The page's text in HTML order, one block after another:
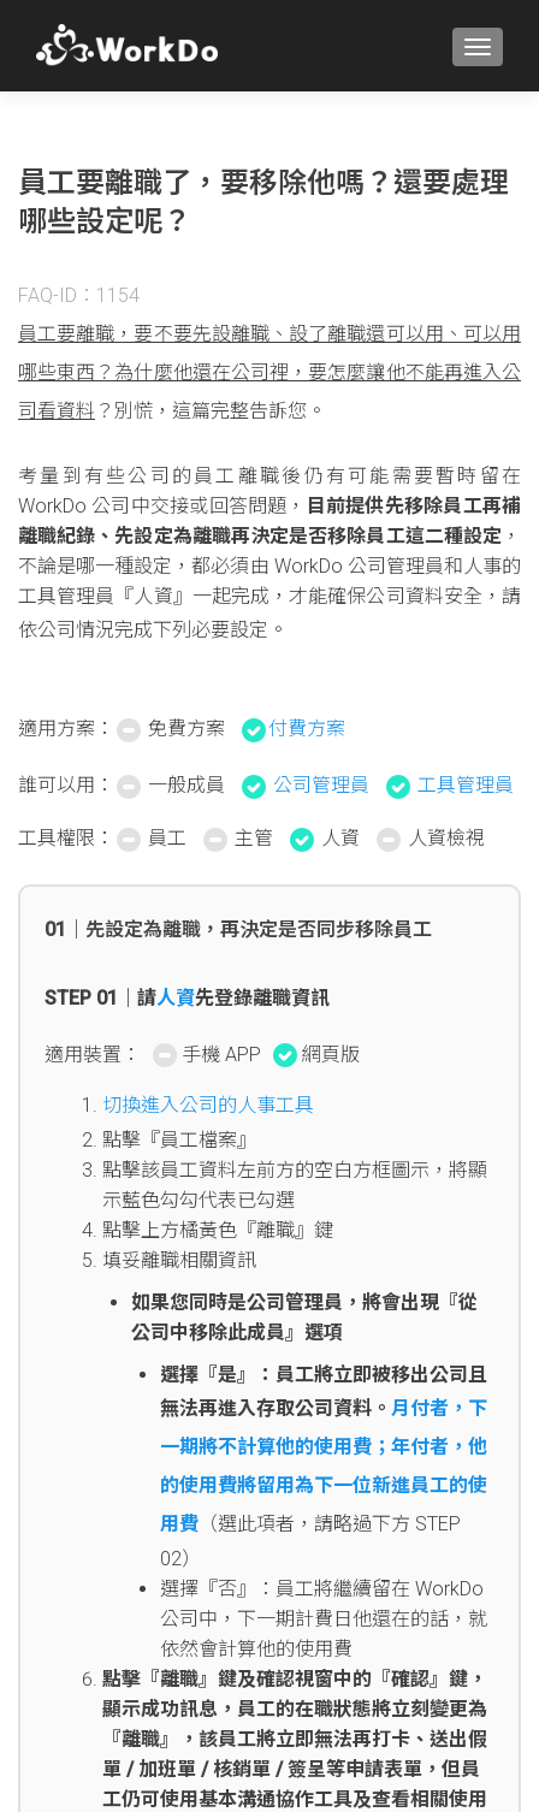
員工要離職了，要移除他嗎？還要處理
哪些設定呢？
FAQ-ID：1154
員工要離職，要不要先設離職、設了離職還可以用、可以用
哪些東西？為什麼他還在公司裡，要怎麼讓他不能再進入公
司看資料 ？別慌，這篇完整告訴您。
考量到有些公司的員工離職後仍有可能需要暫時留在
WorkDo 公司中交接或回答問題，
目前提供先移除員工再補
離職紀錄、先設定為離職再決定是否移除員工這二種設定 ，
不論是哪一種設定，都必須由 WorkDo 公司管理員和人事的
工具管理員『人資』一起完成，才能確保公司資料安全，請
依公司情況完成下列必要設定。
適用方案： 免費方案 付費方案
誰可以用： 一般成員 公司管理員 工具管理員
工具權限： 員工 主管 人資 人資檢視
01｜先設定為離職，再決定是否同步移除員工
STEP 01｜請人資先登錄離職資訊
適用裝置： 手機 APP 網頁版
切換進入公司的人事工具
點擊『員工檔案』
點擊該員工資料左前方的空白方框圖示，將顯
示藍色勾勾代表已勾選
點擊上方橘黃色『離職』鍵
填妥離職相關資訊
如果您同時是公司管理員，將會出現『從
公司中移除此成員』選項
選擇『是』：員工將立即被移出公司且
無法再進入存取公司資料。 月付者，下
一期將不計算他的使用費；年付者，他
的使用費將留用為下一位新進員工的使
用費 （選此項者，請略過下方 STEP
02）
選擇『否』：員工將繼續留在 WorkDo
公司中，下一期計費日他還在的話，就
依然會計算他的使用費
點擊『離職』鍵及確認視窗中的『確認』鍵，
顯示成功訊息，員工的在職狀態將立刻變更為
『離職』，該員工將立即無法再打卡、送出假
單 / 加班單 / 核銷單 / 簽呈等申請表單，但員
工仍可使用基本溝通協作工具及查看相關使用